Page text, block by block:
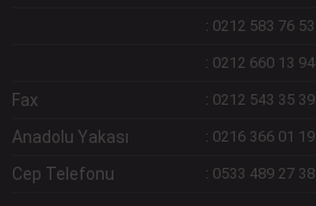
: 0212 583 76 53
: 0212 660 13 94
Fax : 0212 543 35 39
Anadolu Yakası : 0216 366 01 19
Cep Telefonu : 0533 489 27 38